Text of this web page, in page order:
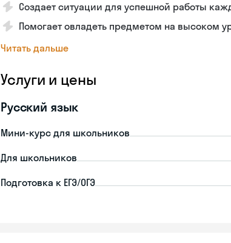
Создает ситуации для успешной работы
Помогает овладеть предметом на высоком
Читать дальше
Услуги и цены
Русский язык
Мини-курс для школьников
Для школьников
Подготовка к ЕГЭ/ОГЭ